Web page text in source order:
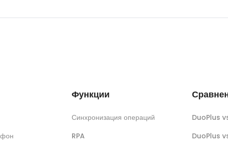
Функции
Синхронизация операций
RPA
DuoPlus
DuoPlus